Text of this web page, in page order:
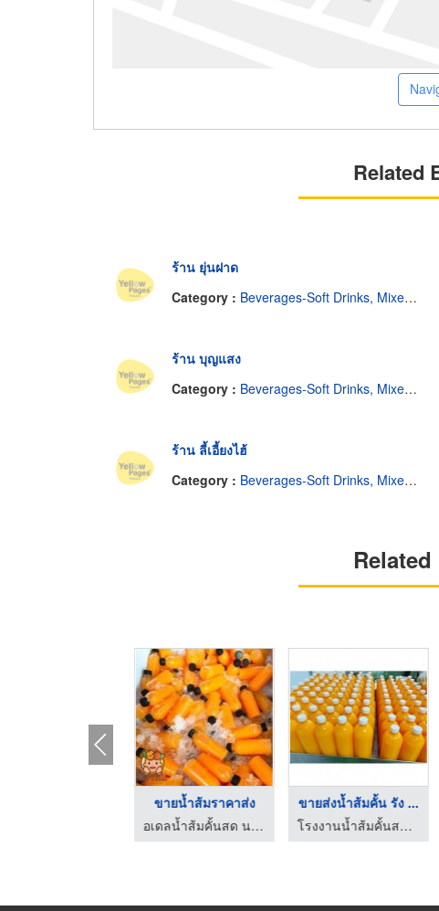
Related
ร้าน ยุ่นฝาด
Category : Beverages-Soft Drinks, Mixers, Etc.-Distributors
ร้าน บุญแสง
Category : Beverages-Soft Drinks, Mixers, Etc.-Distributors
ร้าน ลี้เอี้ยงไฮ้
Category : Beverages-Soft Drinks, Mixers, Etc.-Distributors
ขายน้ำส้มราคาส่ง
อเดลน้ำส้มคั้นสด นนทบุรี
ขายส่งน้ำส้มคั้น รัง ...
โรงงานน้ำส้มคั้นสด ปทุมธานี น้ำส้มคั้นวโรรส